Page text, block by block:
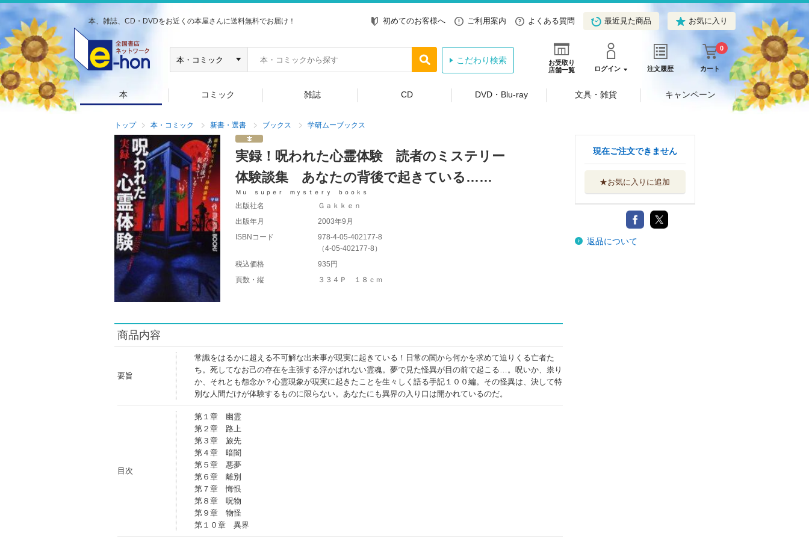
本、雑誌、CD・DVDをお近くの本屋さんに送料無料でお届け！ 初めてのお客様へ ご利用案内 よくある質問 最近見た商品 お気に入り
お受取り
店舗一覧
ログイン 注文履歴 カート
0
こだわり検索
本 コミック 雑誌 CD DVD・Blu-ray 文具・雑貨 キャンペーン
トップ 本・コミック 新書・選書 ブックス 学研ムーブックス
実録！呪われた心霊体験 読者のミステリー
体験談集 あなたの背後で起きている……
Ｍｕ ｓｕｐｅｒ ｍｙｓｔｅｒｙ ｂｏｏｋｓ
出版社名
Ｇａｋｋｅｎ
出版年月
2003年9月
ISBNコード
978-4-05-402177-8
（4-05-402177-8 ）
税込価格
935円
頁数・縦
３３４Ｐ １８ｃｍ
商品内容
要旨
常識をはるかに超える不可解な出来事が現実に起きている！日常の闇から何かを求めて迫りくる亡者た
ち。死してなお己の存在を主張する浮かばれない霊魂。夢で見た怪異が目の前で起こる…。呪いか、祟り
か、それとも怨念か？心霊現象が現実に起きたことを生々しく語る手記１００編。その怪異は、決して特
別な人間だけが体験するものに限らない。あなたにも異界の入り口は開かれているのだ。
目次
第１章 幽霊
第２章 路上
第３章 旅先
第４章 暗闇
第５章 悪夢
第６章 離別
第７章 悔恨
第８章 呪物
第９章 物怪
第１０章 異界
現在ご注文できません
★お気に入りに追加
返品について